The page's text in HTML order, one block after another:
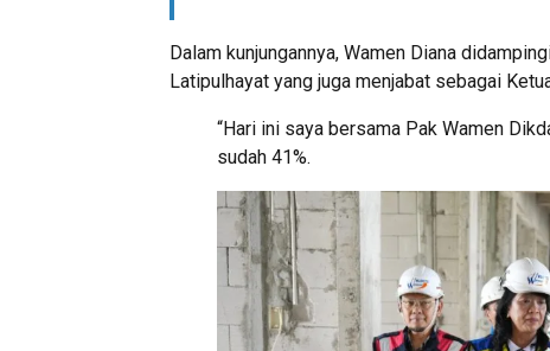
Dalam kunjungannya, Wamen Diana
Latipulhayat yang juga menjabat sebagai
“Hari ini saya bersama Pak Wamen
sudah 41%.